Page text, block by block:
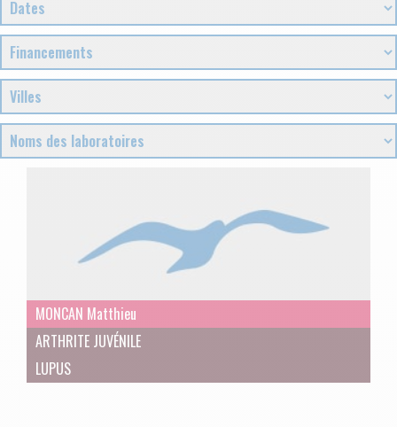
MONCAN Matthieu
ARTHRITE JUVÉNILE
LUPUS